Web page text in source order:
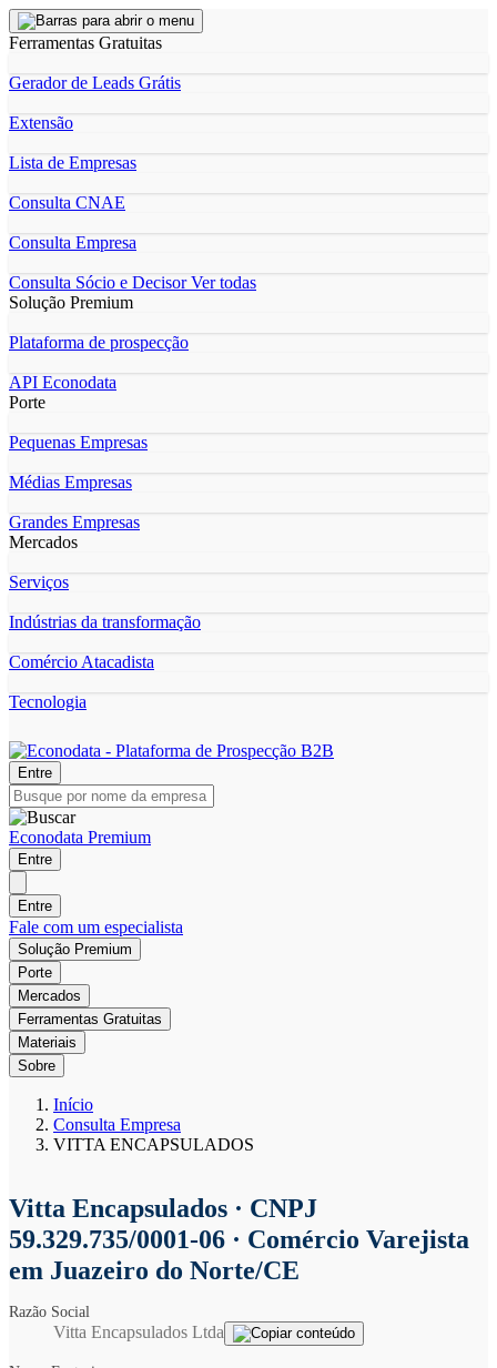
Ferramentas Gratuitas
Gerador de Leads Grátis
Extensão
Lista de Empresas
Consulta CNAE
Consulta Empresa
Consulta Sócio e DecisorVer todas
Solução Premium
Plataforma de prospecção
API Econodata
Porte
Pequenas Empresas
Médias Empresas
Grandes Empresas
Mercados
Serviços
Indústrias da transformação
Comércio Atacadista
Tecnologia
Entre
Econodata Premium
Entre
Entre
Fale com um especialista
Solução Premium
Porte
Mercados
Ferramentas Gratuitas
Materiais
Sobre
Início
Consulta Empresa
VITTA ENCAPSULADOS
Vitta Encapsulados · CNPJ
59.329.735/0001-06 · Comércio Varejista
em Juazeiro do Norte/CE
Razão Social
Vitta Encapsulados Ltda